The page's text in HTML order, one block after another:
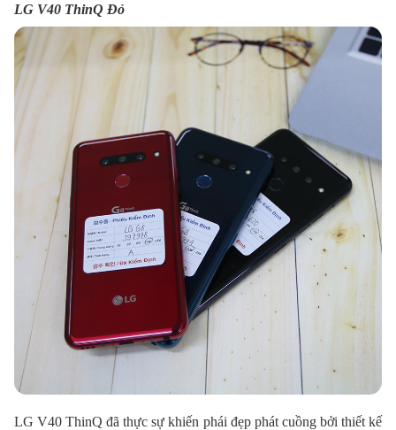
LG V40 ThinQ Đỏ
LG V40 ThinQ đã thực sự khiến phái đẹp phát cuồng bởi thiết kế